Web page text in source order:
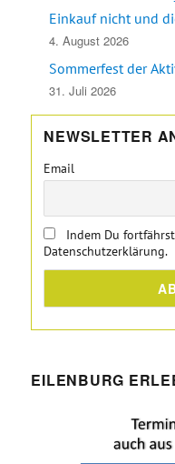
Einkauf nicht und
4. August 2026
Sommerfest der
31. Juli 2026
NEWSLETTER
Email
Indem Du
Datenschutzerklärung.
EILENBURG